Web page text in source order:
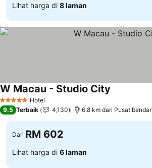
Lihat harga di 8 laman
5 Bintang Hotel
W Macau - Studio City
9.5 Terbaik 4,130 6.8 km dari Pusat bandar
Dari RM 602
Lihat harga di 6 laman